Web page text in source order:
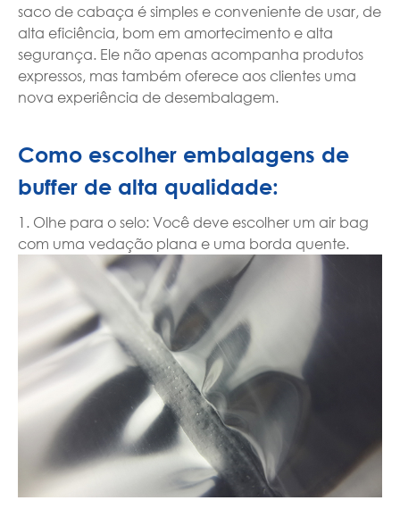
saco de cabaça é simples e conveniente de usar, de
alta eficiência, bom em amortecimento e alta
segurança. Ele não apenas acompanha produtos
expressos, mas também oferece aos clientes uma
nova experiência de desembalagem.
Como escolher embalagens de
buffer de alta qualidade:
1. Olhe para o selo: Você deve escolher um air bag
com uma vedação plana e uma borda quente.